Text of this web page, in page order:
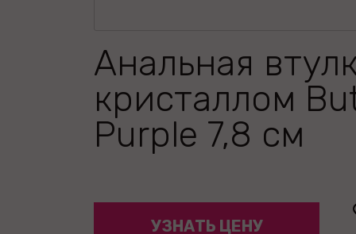
Анальная
кристаллом
Purple 7,8 см
УЗНАТЬ ЦЕНУ